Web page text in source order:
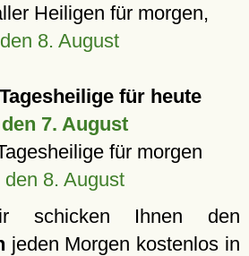
Heiligen für morgen,
den 8. August
für heute
7. August
für morgen
den 8. August
schicken Ihnen den
jeden Morgen kostenlos in